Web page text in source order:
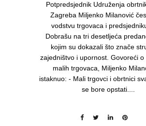
Potpredsjednik Udruženja
Zagreba Miljenko Milanović
vodstvu trgovaca i
Dobrašu na tri desetljeća
kojim su dokazali što znače
zajedništvo i upornost. Govoreći o
malih trgovaca, Miljenko
istaknuo: - Mali trgovci i obrtnici
se bore opstati....